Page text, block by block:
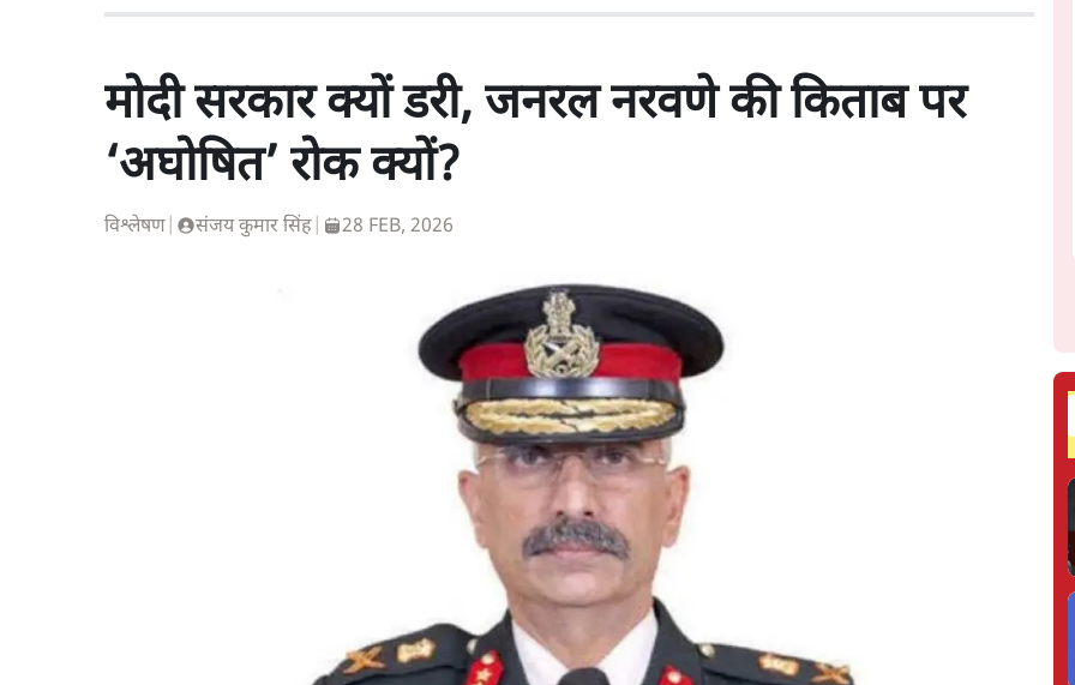
मोदी सरकार क्यों डरी, जनरल नरवणे की किताब पर
‘अघोषित’ रोक क्यों?
विश्लेषण संजय कुमार सिंह 28 FEB, 2026